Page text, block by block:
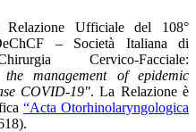
Ufficiale del 108°
– Società Italiana di
Cervico-Facciale:
management of epidemic
COVID-19″. La Relazione è
“Acta Otorhinolaryngologica